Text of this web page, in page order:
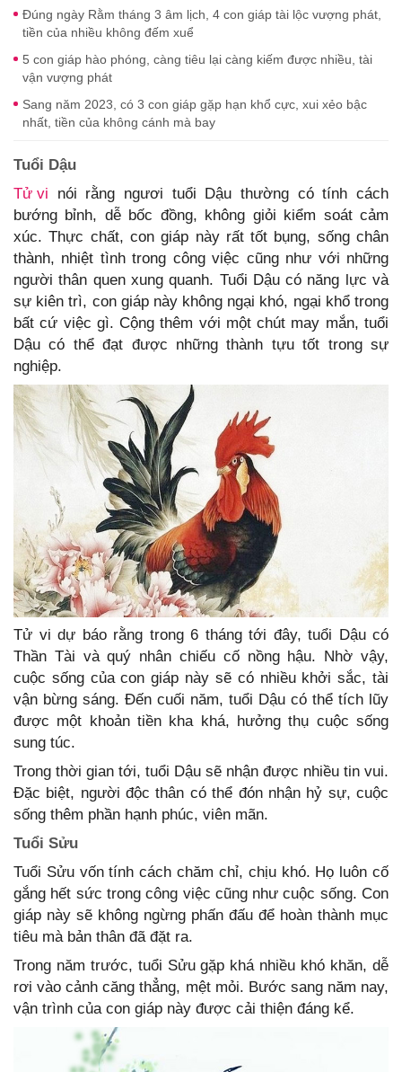
Đúng ngày Rằm tháng 3 âm lịch, 4 con giáp tài lộc vượng phát,
tiền của nhiều không đếm xuể
5 con giáp hào phóng, càng tiêu lại càng kiếm được nhiều, tài
vận vượng phát
Sang năm 2023, có 3 con giáp gặp hạn khổ cực, xui xẻo bậc
nhất, tiền của không cánh mà bay
Tuổi Dậu
Tử vi nói rằng ngươi tuổi Dậu thường có tính cách
bướng bỉnh, dễ bốc đồng, không giỏi kiểm soát cảm
xúc. Thực chất, con giáp này rất tốt bụng, sống chân
thành, nhiệt tình trong công việc cũng như với những
người thân quen xung quanh. Tuổi Dậu có năng lực và
sự kiên trì, con giáp này không ngại khó, ngại khổ trong
bất cứ việc gì. Cộng thêm với một chút may mắn, tuổi
Dậu có thể đạt được những thành tựu tốt trong sự
nghiệp.
Tử vi dự báo rằng trong 6 tháng tới đây, tuổi Dậu có
Thần Tài và quý nhân chiếu cố nồng hậu. Nhờ vậy,
cuộc sống của con giáp này sẽ có nhiều khởi sắc, tài
vận bừng sáng. Đến cuối năm, tuổi Dậu có thể tích lũy
được một khoản tiền kha khá, hưởng thụ cuộc sống
sung túc.
Trong thời gian tới, tuổi Dậu sẽ nhận được nhiều tin vui.
Đặc biệt, người độc thân có thể đón nhận hỷ sự, cuộc
sống thêm phần hạnh phúc, viên mãn.
Tuổi Sửu
Tuổi Sửu vốn tính cách chăm chỉ, chịu khó. Họ luôn cố
gắng hết sức trong công việc cũng như cuộc sống. Con
giáp này sẽ không ngừng phấn đấu để hoàn thành mục
tiêu mà bản thân đã đặt ra.
Trong năm trước, tuổi Sửu gặp khá nhiều khó khăn, dễ
rơi vào cảnh căng thẳng, mệt mỏi. Bước sang năm nay,
vận trình của con giáp này được cải thiện đáng kể.